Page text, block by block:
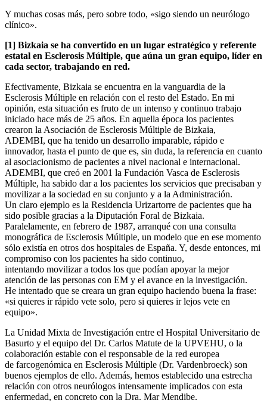
Y muchas cosas más, pero sobre todo, «sigo siendo un neurólogo
clínico».
[1] Bizkaia se ha convertido en un lugar estratégico y referente
estatal en Esclerosis Múltiple, que aúna un gran equipo, líder en
cada sector, trabajando en red.
Efectivamente, Bizkaia se encuentra en la vanguardia de la
Esclerosis Múltiple en relación con el resto del Estado. En mi
opinión, esta situación es fruto de un intenso y continuo trabajo
iniciado hace más de 25 años. En aquella época los pacientes
crearon la Asociación de Esclerosis Múltiple de Bizkaia,
ADEMBI, que ha tenido un desarrollo imparable, rápido e
innovador, hasta el punto de que es, sin duda, la referencia en cuanto
al asociacionismo de pacientes a nivel nacional e internacional.
ADEMBI, que creó en 2001 la Fundación Vasca de Esclerosis
Múltiple, ha sabido dar a los pacientes los servicios que precisaban y
movilizar a la sociedad en su conjunto y a la Administración.
Un claro ejemplo es la Residencia Urizartorre de pacientes que ha
sido posible gracias a la Diputación Foral de Bizkaia.
Paralelamente, en febrero de 1987, arranqué con una consulta
monográfica de Esclerosis Múltiple, un modelo que en ese momento
sólo existía en otros dos hospitales de España. Y, desde entonces, mi
compromiso con los pacientes ha sido continuo,
intentando movilizar a todos los que podían apoyar la mejor
atención de las personas con EM y el avance en la investigación.
He intentado que se creara un gran equipo haciendo buena la frase:
«si quieres ir rápido vete solo, pero si quieres ir lejos vete en
equipo».
La Unidad Mixta de Investigación entre el Hospital Universitario de
Basurto y el equipo del Dr. Carlos Matute de la UPVEHU, o la
colaboración estable con el responsable de la red europea
de farcogenómica en Esclerosis Múltiple (Dr. Vardenbroeck) son
buenos ejemplos de ello. Además, hemos establecido una estrecha
relación con otros neurólogos intensamente implicados con esta
enfermedad, en concreto con la Dra. Mar Mendibe.